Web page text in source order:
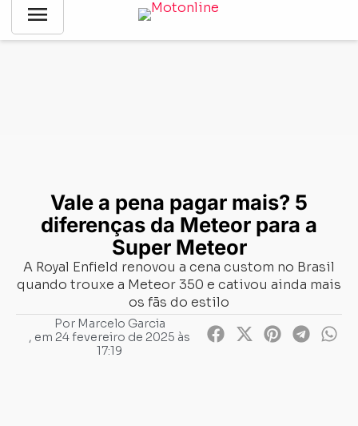
menu
Notícias -Vale a pena pagar mais? 5 diferenças
Vale a pena pagar mais? 5
diferenças da Meteor para a
Super Meteor
A Royal Enfield renovou a cena custom no Brasil
quando trouxe a Meteor 350 e cativou ainda mais
os fãs do estilo
PorMarcelo Garcia
, em 24 fevereiro de 2025 às
17:19